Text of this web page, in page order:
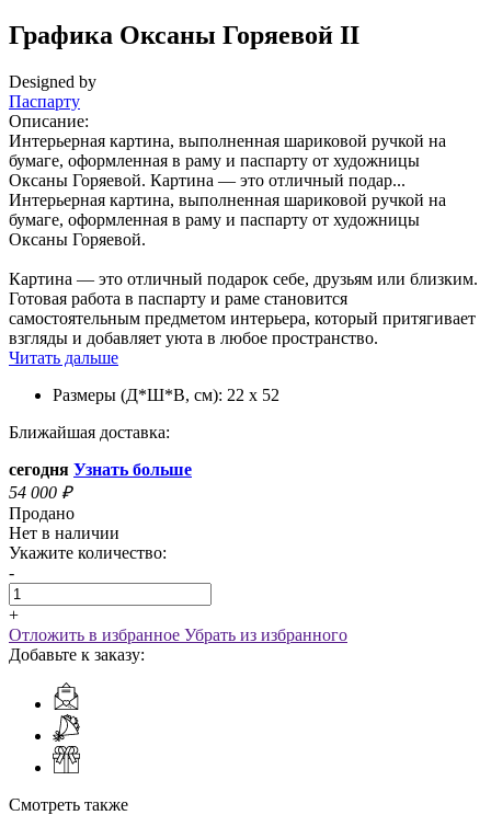
Графика Оксаны Горяевой II
Designed by
Паспарту
Описание:
Интерьерная картина, выполненная шариковой ручкой на
бумаге, оформленная в раму и паспарту от художницы
Оксаны Горяевой. Картина — это отличный подар...
Интерьерная картина, выполненная шариковой ручкой на
бумаге, оформленная в раму и паспарту от художницы
Оксаны Горяевой.
Картина — это отличный подарок себе, друзьям или близким.
Готовая работа в паспарту и раме становится
самостоятельным предметом интерьера, который притягивает
взгляды и добавляет уюта в любое пространство.
Читать дальше
Размеры (Д*Ш*В, см): 22 х 52
Ближайшая доставка:
сегодня Узнать больше
54 000 ₽
Продано
Нет в наличии
Укажите количество:
-
+
Отложить в избранное Убрать из избранного
Добавьте к заказу:
Смотреть также